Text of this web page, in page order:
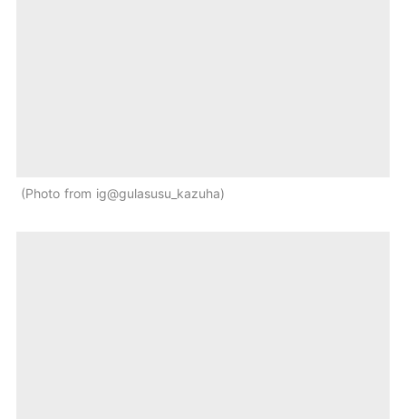
Photo from ig@gulasusu_kazuha